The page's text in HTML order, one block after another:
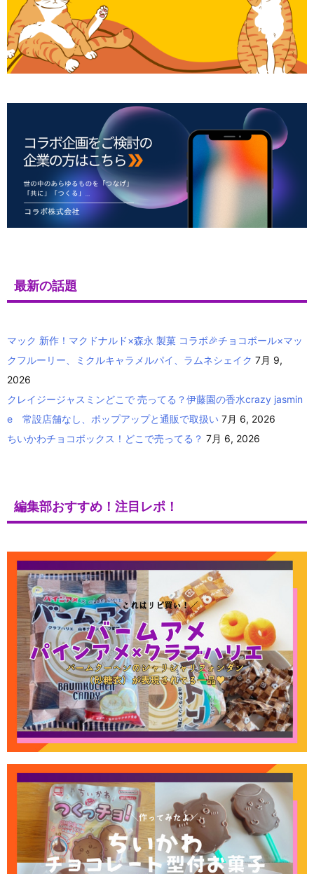
最新の話題
マック 新作！マクドナルド×森永 製菓 コラボ🎉チョコボール×マッ
クフルーリー、ミクルキャラメルパイ、ラムネシェイク 7月 9,
2026
クレイジージャスミンどこで 売ってる？伊藤園の香水crazy jasmin
e 常設店舗なし、ポップアップと通販で取扱い 7月 6, 2026
ちいかわチョコボックス！どこで売ってる？ 7月 6, 2026
編集部おすすめ！注目レポ！